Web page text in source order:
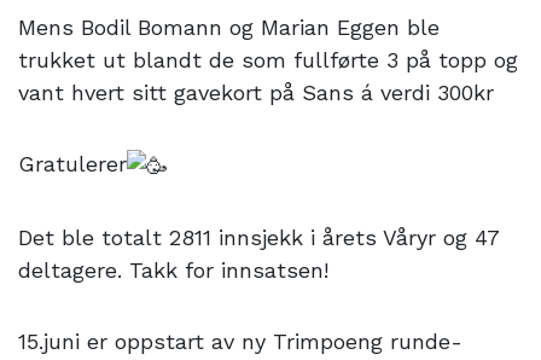
Mens Bodil Bomann og Marian Eggen ble
trukket ut blandt de som fullførte 3 på topp og
vant hvert sitt gavekort på Sans á verdi 300kr
Gratulerer
Det ble totalt 2811 innsjekk i årets Våryr og 47
deltagere. Takk for innsatsen!
15.juni er oppstart av ny Trimpoeng runde-